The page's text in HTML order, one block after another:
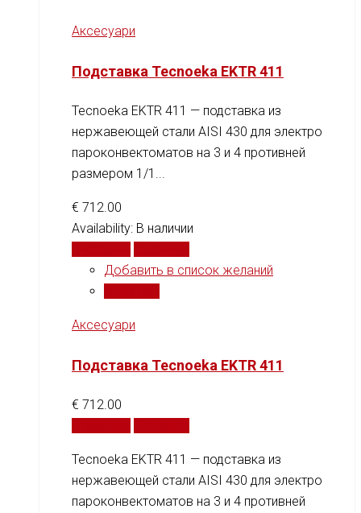
Аксесуари
Подставка Tecnoeka EKTR 411
Tecnoeka EKTR 411 — подставка из
нержавеющей стали AISI 430 для электро
пароконвектоматов на 3 и 4 противней
размером 1/1...
€ 712.00
Availability: В наличии
Добавить в список желаний
Аксесуари
Подставка Tecnoeka EKTR 411
€ 712.00
Tecnoeka EKTR 411 — подставка из
нержавеющей стали AISI 430 для электро
пароконвектоматов на 3 и 4 противней